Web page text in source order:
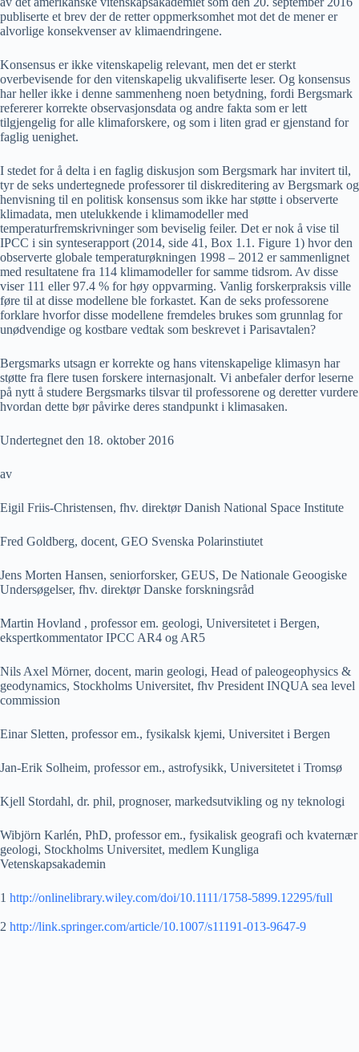
publiserte et brev der de retter oppmerksomhet mot det de mener er
alvorlige konsekvenser av klimaendringene.
Konsensus er ikke vitenskapelig relevant, men det er sterkt
overbevisende for den vitenskapelig ukvalifiserte leser. Og konsensus
har heller ikke i denne sammenheng noen betydning, fordi Bergsmark
refererer korrekte observasjonsdata og andre fakta som er lett
tilgjengelig for alle klimaforskere, og som i liten grad er gjenstand for
faglig uenighet.
I stedet for å delta i en faglig diskusjon som Bergsmark har invitert til,
tyr de seks undertegnede professorer til diskreditering av Bergsmark og
henvisning til en politisk konsensus som ikke har støtte i observerte
klimadata, men utelukkende i klimamodeller med
temperaturfremskrivninger som beviselig feiler. Det er nok å vise til
IPCC i sin synteserapport (2014, side 41, Box 1.1. Figure 1) hvor den
observerte globale temperaturøkningen 1998 – 2012 er sammenlignet
med resultatene fra 114 klimamodeller for samme tidsrom. Av disse
viser 111 eller 97.4 % for høy oppvarming. Vanlig forskerpraksis ville
føre til at disse modellene ble forkastet. Kan de seks professorene
forklare hvorfor disse modellene fremdeles brukes som grunnlag for
unødvendige og kostbare vedtak som beskrevet i Parisavtalen?
Bergsmarks utsagn er korrekte og hans vitenskapelige klimasyn har
støtte fra flere tusen forskere internasjonalt. Vi anbefaler derfor leserne
på nytt å studere Bergsmarks tilsvar til professorene og deretter vurdere
hvordan dette bør påvirke deres standpunkt i klimasaken.
Undertegnet den 18. oktober 2016
av
Eigil Friis-Christensen, fhv. direktør Danish National Space Institute
Fred Goldberg, docent, GEO Svenska Polarinstiutet
Jens Morten Hansen, seniorforsker, GEUS, De Nationale Geoogiske
Undersøgelser, fhv. direktør Danske forskningsråd
Martin Hovland , professor em. geologi, Universitetet i Bergen,
ekspertkommentator IPCC AR4 og AR5
Nils Axel Mörner, docent, marin geologi, Head of paleogeophysics &
geodynamics, Stockholms Universitet, fhv President INQUA sea level
commission
Einar Sletten, professor em., fysikalsk kjemi, Universitet i Bergen
Jan-Erik Solheim, professor em., astrofysikk, Universitetet i Tromsø
Kjell Stordahl, dr. phil, prognoser, markedsutvikling og ny teknologi
Wibjörn Karlén, PhD, professor em., fysikalisk geografi och kvaternær
geologi, Stockholms Universitet, medlem Kungliga
Vetenskapsakademin
1 http://onlinelibrary.wiley.com/doi/10.1111/1758-5899.12295/full
2 http://link.springer.com/article/10.1007/s11191-013-9647-9